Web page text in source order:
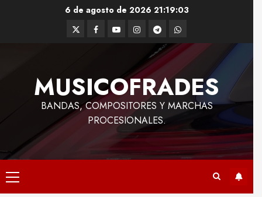
6 de agosto de 2026 21:19:03
TwitterFacebook
YoutubeInstagram
TelegramWhatsApp
MUSICOFRADES
BANDAS, COMPOSITORES Y MARCHAS
PROCESIONALES.
Menú
principal